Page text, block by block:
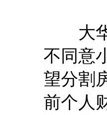
大华
不同意
望分割
前个人